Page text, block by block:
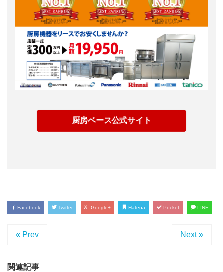
厨房ベース公式サイト
Facebook Twitter Google+ Hatena Pocket LINE
« Prev Next »
関連記事